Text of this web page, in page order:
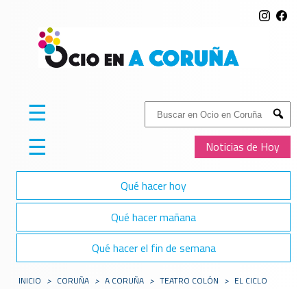
Buscar:
Submit
Noticias de Hoy
☰
☰
Qué hacer hoy
Qué hacer mañana
Qué hacer el fin de semana
INICIO > CORUÑA > A CORUÑA > TEATRO COLÓN > EL CICLO